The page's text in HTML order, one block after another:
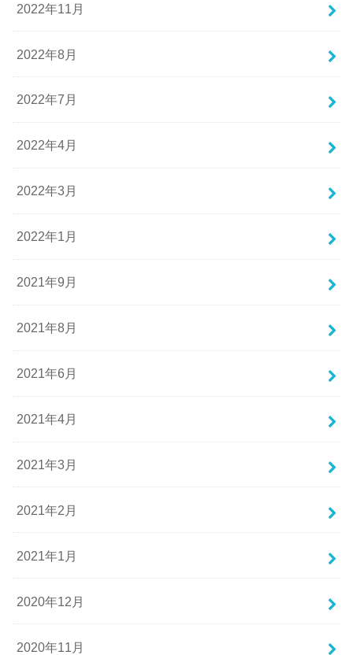
2022年11月
2022年8月
2022年7月
2022年4月
2022年3月
2022年1月
2021年9月
2021年8月
2021年6月
2021年4月
2021年3月
2021年2月
2021年1月
2020年12月
2020年11月